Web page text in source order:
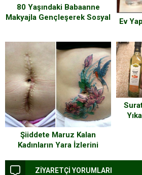
80 Yaşındaki Babaanne
Makyajla Gençleşerek Sosyal
Ev
Şiiddete Maruz Kalan
Kadınların Yara İzlerini
ZİYARETÇİ YORUMLARI